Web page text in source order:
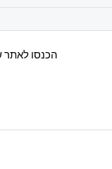
הכנסו לאתר